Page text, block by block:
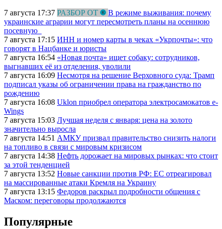
7 августа 17:37 РАЗБОР ОТ
В режиме выживания: почему
украинские аграрии могут пересмотреть планы на осеннюю
посевную
7 августа 17:15 ИНН и номер карты в чеках «Укрпочты»: что
говорят в Нацбанке и юристы
7 августа 16:54 «Новая почта» ищет собаку: сотрудников,
выгнавших её из отделения, уволили
7 августа 16:09 Несмотря на решение Верховного суда: Трамп
подписал указы об ограничении права на гражданство по
рождению
7 августа 16:08 Uklon приобрел оператора электросамокатов e-
Wings
7 августа 15:03 Лучшая неделя с января: цена на золото
значительно выросла
7 августа 14:51 АМКУ призвал правительство снизить налоги
на топливо в связи с мировым кризисом
7 августа 14:38 Нефть дорожает на мировых рынках: что стоит
за этой тенденцией
7 августа 13:52 Новые санкции против РФ: ЕС отреагировал
на массированные атаки Кремля на Украину
7 августа 13:15 Федоров раскрыл подробности общения с
Маском: переговоры продолжаются
Популярные